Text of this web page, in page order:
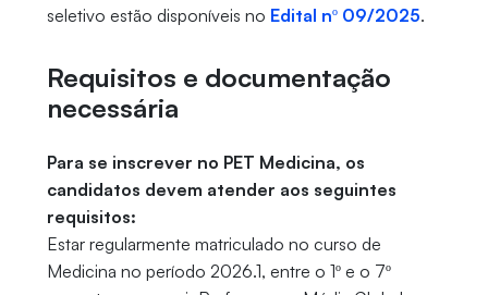
seletivo estão disponíveis no Edital nº 09/2025.
Requisitos e documentação
necessária
Para se inscrever no PET Medicina, os
candidatos devem atender aos seguintes
requisitos:
Estar regularmente matriculado no curso de
Medicina no período 2026.1, entre o 1º e o 7º